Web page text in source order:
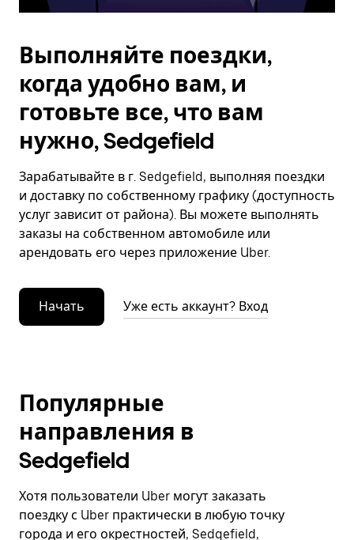
Выполняйте поездки,
когда удобно вам, и
готовьте все, что вам
нужно, Sedgefield
Зарабатывайте в г. Sedgefield, выполняя поездки
и доставку по собственному графику (доступность
услуг зависит от района). Вы можете выполнять
заказы на собственном автомобиле или
арендовать его через приложение Uber.
Начать Уже есть аккаунт? Вход
Популярные
направления в
Sedgefield
Хотя пользователи Uber могут заказать
поездку с Uber практически в любую точку
города и его окрестностей, Sedgefield,